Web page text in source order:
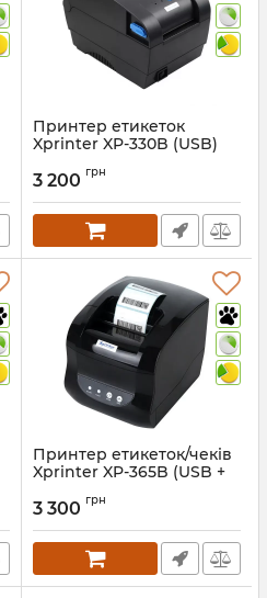
Принтер етикеток
Xprinter XP-330B (USB)
3 200 грн
Принтер етикеток/чеків
Xprinter XP-365B (USB +
Артикул: 758
3 300 грн